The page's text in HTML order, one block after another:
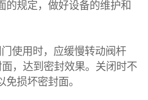
的规定，做好设备的维护和
使用时，应缓慢转动阀杆
面，达到密封效果。关闭时不
免损坏密封面。